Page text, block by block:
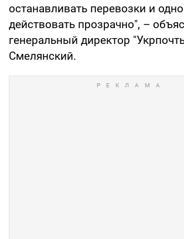
останавливать перевозки и
действовать прозрачно", –
генеральный директор
Смелянский.